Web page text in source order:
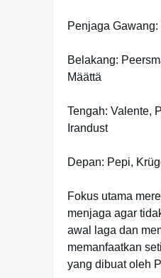
Penjaga Gawang:
Belakang:
Määttä
Tengah: Valente,
Irandust
Depan: Pepi,
Fokus utama
menjaga agar
awal laga dan
memanfaatkan
yang dibuat oleh